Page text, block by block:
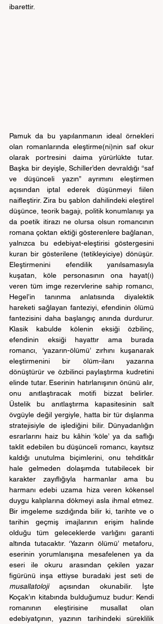
ibarettir.
Pamuk da bu yapılanmanın ideal örnekleri
olan romanlarında eleştirme(ni)nin saf okur
olarak portresini daima yürürlükte tutar.
Başka bir deyişle, Schiller’den devraldığı “saf
ve düşünceli yazın” ayrımını eleştirmen
açısından iptal ederek düşünmeyi fiilen
naifleştirir. Zira bu şablon dahilindeki eleştirel
düşünce, teorik bagajı, politik konumlanışı ya
da poetik itirazı ne olursa olsun romancının
romana çoktan ektiği gösterenlere bağlanan,
yalnızca bu edebiyat-eleştirisi göstergesini
kuran bir gösterilene (tetikleyiciye) dönüşür.
Eleştirmenini efendilik yanılsamasıyla
kuşatan, köle personasının ona hayat(ı)
veren tüm imge rezervlerine sahip romancı,
Hegel’in tanınma anlatısında diyalektik
hareketi sağlayan fanteziyi, efendinin ölümü
fantezisini daha başlangıç anında durdurur.
Klasik kabulde kölenin eksiği özbilinç,
efendinin eksiği hayattır ama burada
romancı, ‘yazarın-ölümü’ zırhını kuşanarak
eleştirmenini bir ölüm-ilanı yazarına
dönüştürür ve özbilinci paylaştırma kudretini
elinde tutar. Eserinin hatırlanışının önünü alır,
onu anıtlaştıracak motifi bizzat belirler.
Üstelik bu anıtlaştırma kapasitesinin salt
övgüyle değil yergiyle, hatta bir tür dışlanma
stratejisiyle de işlediğini bilir. Dünyadanlığın
esrarlarını haiz bu kâhin ‘köle’ ya da saflığı
taklit edebilen bu düşünceli romancı, kayıtsız
kaldığı unutulma biçimlerini, onu tehditkâr
hale gelmeden dolaşımda tutabilecek bir
karakter zayıflığıyla harmanlar ama bu
harmanı edebi uzama hiza veren kökensel
duygu kalıplarına dökmeyi asla ihmal etmez.
Bir imgeleme sızdığında bilir ki, tarihte ve o
tarihin geçmiş imajlarının erişim halinde
olduğu tüm geleceklerde varlığını garanti
altında tutacaktır. ‘Yazarın ölümü’ metaforu,
eserinin yorumlanışına mesafelenen ya da
eseri ile okuru arasından çekilen yazar
musallatoloji açısından okunabilir. İşte
Koçak’ın kitabında bulduğumuz budur: Kendi
romanının eleştirisine musallat olan
edebiyatçının, yazının tarihindeki süreklilik